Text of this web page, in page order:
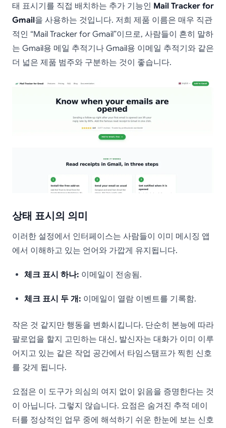
태 표시기를 직접 배치하는 추가 기능인 Mail Tracker for
Gmail을 사용하는 것입니다. 저희 제품 이름은 매우 직관
적인 “Mail Tracker for Gmail”이므로, 사람들이 흔히 말하
는 Gmail용 메일 추적기나 Gmail용 이메일 추적기와 같은
더 넓은 제품 범주와 구분하는 것이 좋습니다.
상태 표시의 의미
이러한 설정에서 인터페이스는 사람들이 이미 메시징 앱
에서 이해하고 있는 언어와 가깝게 유지됩니다.
체크 표시 하나: 이메일이 전송됨.
체크 표시 두 개: 이메일이 열람 이벤트를 기록함.
작은 것 같지만 행동을 변화시킵니다. 단순히 본능에 따라
팔로업을 할지 고민하는 대신, 발신자는 대화가 이미 이루
어지고 있는 같은 작업 공간에서 타임스탬프가 찍힌 신호
를 갖게 됩니다.
요점은 이 도구가 의심의 여지 없이 읽음을 증명한다는 것
이 아닙니다. 그렇지 않습니다. 요점은 숨겨진 추적 데이
터를 정상적인 업무 중에 해석하기 쉬운 한눈에 보는 신호